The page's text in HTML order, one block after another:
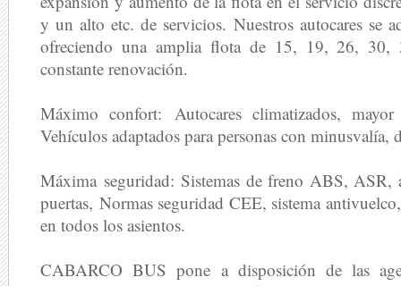
y un alto etc. de servicios. Nuestros autocares se
ofreciendo una amplia flota de 15, 19, 26,
constante renovación.
Máximo confort: Autocares climatizados,
Vehículos adaptados para personas con minusvalía,
Máxima seguridad: Sistemas de freno ABS, ASR,
puertas, Normas seguridad CEE, sistema
en todos los asientos.
CABARCO BUS pone a disposición de las